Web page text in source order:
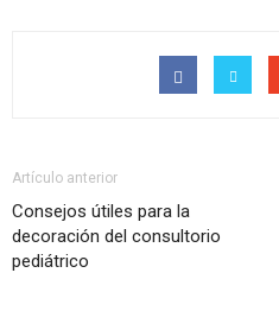
Artículo anterior
Consejos útiles para la
decoración del consultorio
pediátrico